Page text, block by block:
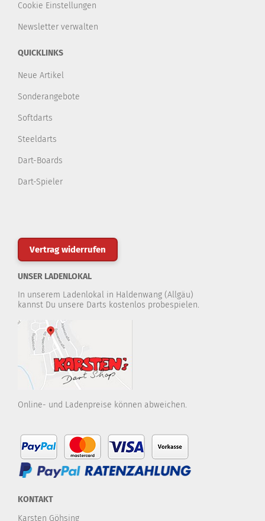
Cookie Einstellungen
Newsletter verwalten
QUICKLINKS
Neue Artikel
Sonderangebote
Softdarts
Steeldarts
Dart-Boards
Dart-Spieler
Vertrag widerrufen
UNSER LADENLOKAL
In unserem Ladenlokal in Haldenwang (Allgäu)
kannst Du unsere Darts kostenlos probespielen.
Online- und Ladenpreise können abweichen.
KONTAKT
Karsten Göhsing